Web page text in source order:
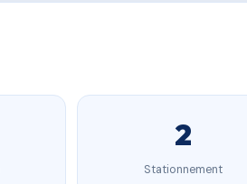
2
Stationnement